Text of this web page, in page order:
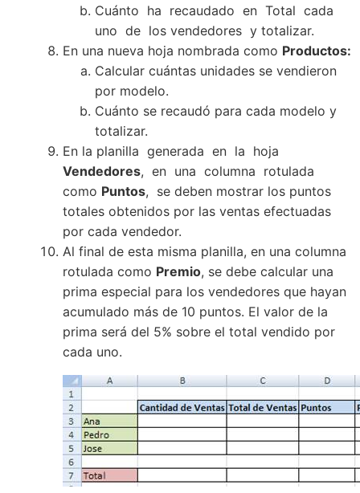
Cuánto ha recaudado en Total cada
uno de los vendedores y totalizar.
En una nueva hoja nombrada como Productos:
Calcular cuántas unidades se vendieron
por modelo.
Cuánto se recaudó para cada modelo y
totalizar.
En la planilla generada en la hoja
Vendedores, en una columna rotulada
como Puntos, se deben mostrar los puntos
totales obtenidos por las ventas efectuadas
por cada vendedor.
Al final de esta misma planilla, en una columna
rotulada como Premio, se debe calcular una
prima especial para los vendedores que hayan
acumulado más de 10 puntos. El valor de la
prima será del 5% sobre el total vendido por
cada uno.